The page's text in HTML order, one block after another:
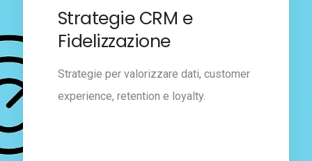
Strategie CRM e
Fidelizzazione
Strategie per valorizzare dati, customer
experience, retention e loyalty.